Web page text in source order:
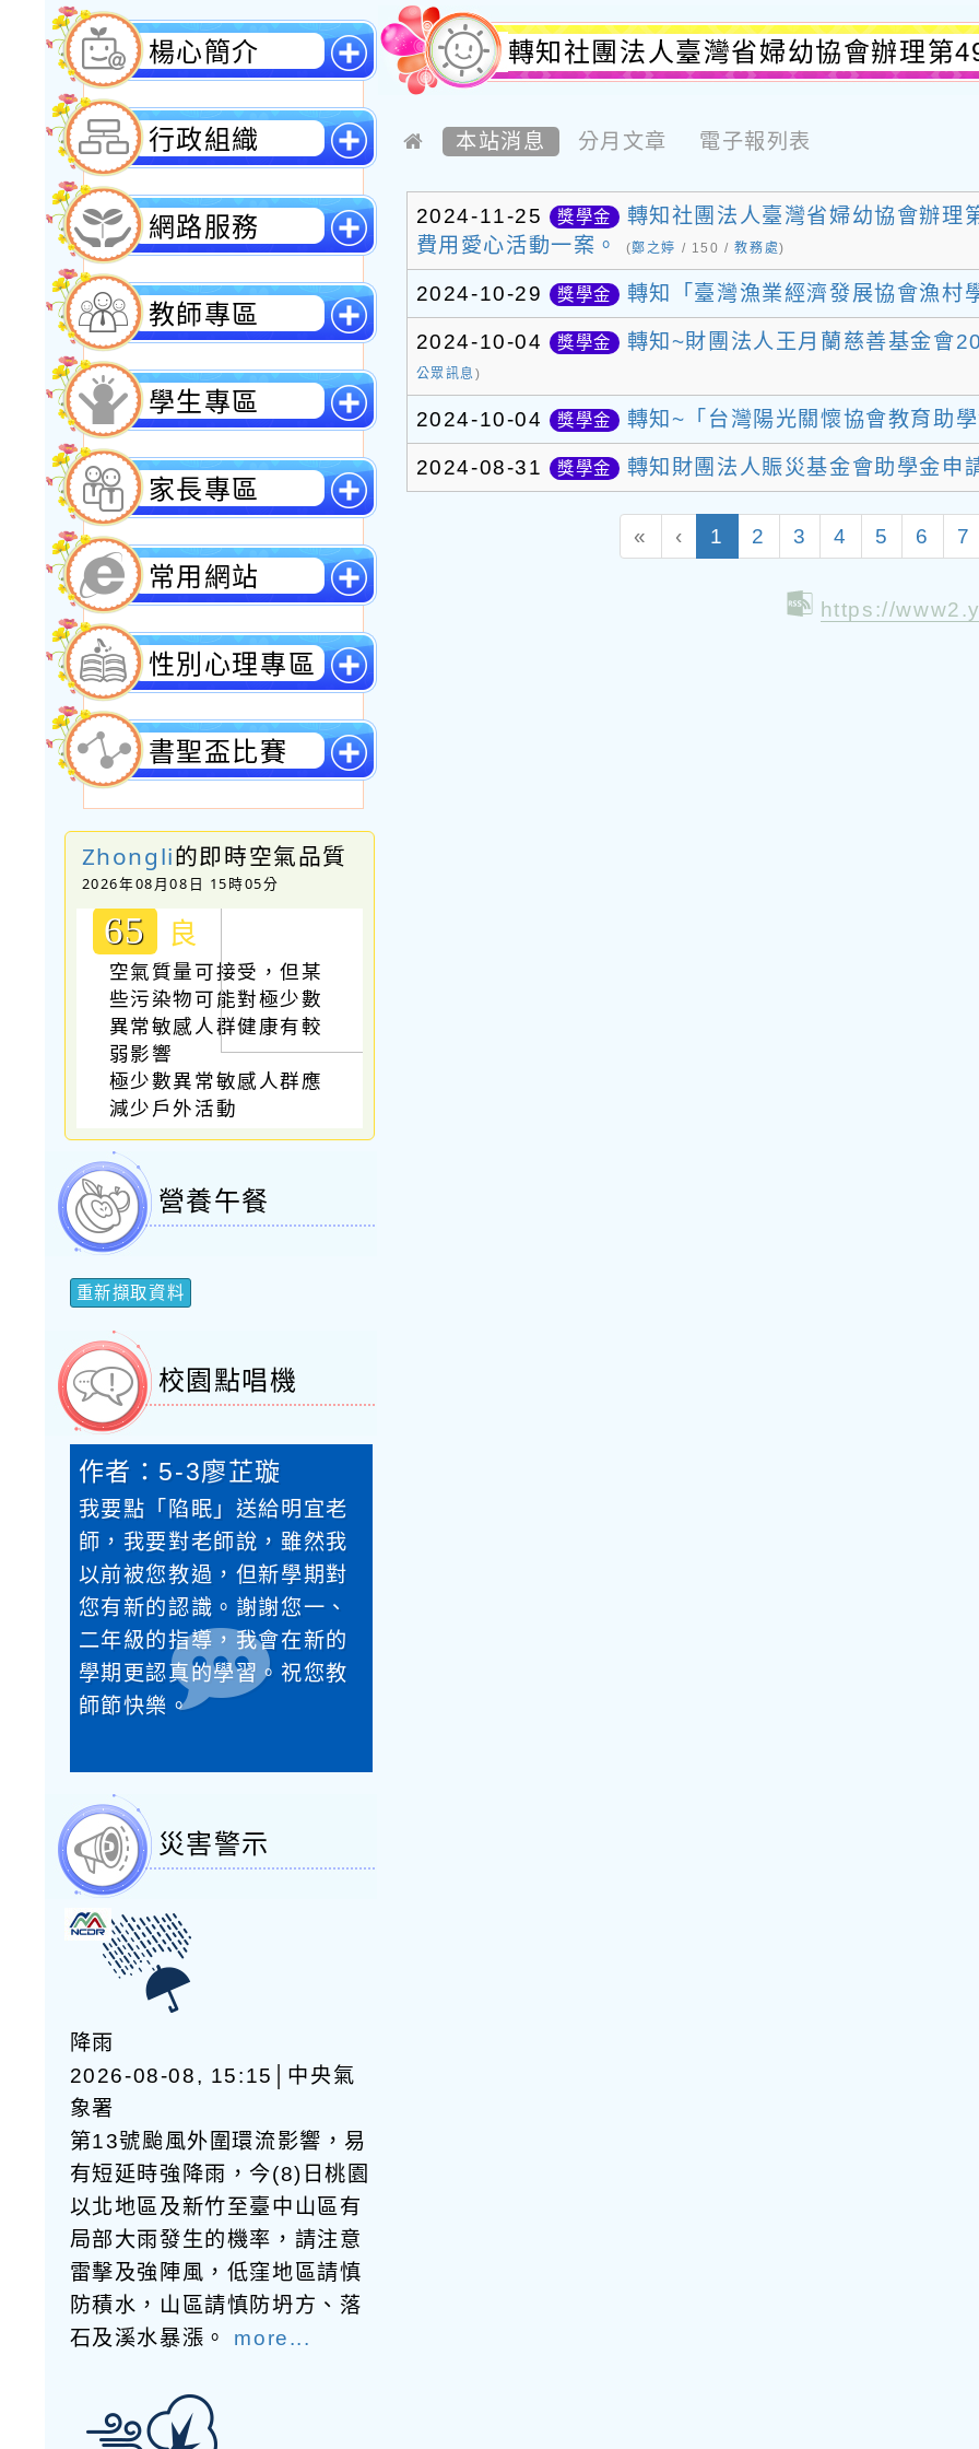
楊心簡介
展
開
選
單
行政組織
展
開
選
單
網路服務
展
開
選
單
教師專區
展
開
選
單
學生專區
展
開
選
單
家長專區
展
開
選
單
常用網站
展
開
選
單
性別心理專區
展
開
選
單
書聖盃比賽
展
開
選
單
Zhongli的即時空氣品質
2026年08月08日 15時05分
65 良
空氣質量可接受，但某
些污染物可能對極少數
異常敏感人群健康有較
弱影響
極少數異常敏感人群應
減少戶外活動
營養午餐
重新擷取資料
校園點唱機
作者：5-3廖芷璇
我要點「陷眠」送給明宜老
師，我要對老師說，雖然我
以前被您教過，但新學期對
您有新的認識。謝謝您一、
二年級的指導，我會在新的
學期更認真的學習。祝您教
師節快樂。
災害警示
降雨
2026-08-08, 15:15│中央氣
象署
第13號颱風外圍環流影響，易
有短延時強降雨，今(8)日桃園
以北地區及新竹至臺中山區有
局部大雨發生的機率，請注意
雷擊及強陣風，低窪地區請慎
防積水，山區請慎防坍方、落
石及溪水暴漲。 more...
轉知社團法人臺灣省婦幼協會辦理第
資訊網-優質校園
本站消息 分月文章 電子報列表
2024-11-25 獎學金
轉知社團法人臺灣省婦幼協會辦理
費用愛心活動一案。
(鄭之婷 / 150 /教務處)
2024-10-29 獎學金 轉知「臺灣漁業經濟發展協會漁村
2024-10-04 獎學金 轉知~財團法人王月蘭慈善基金會
公眾訊息)
2024-10-04 獎學金 轉知~「台灣陽光關懷協會教育助
2024-08-31 獎學金 轉知財團法人賑災基金會助學金申
« ‹ 1 (current)
2 3 4 5 6 7
https://